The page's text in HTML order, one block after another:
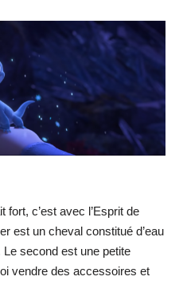
c’est avec l’Esprit de
est un cheval constitué d’eau
Le second est une petite
vendre des accessoires et